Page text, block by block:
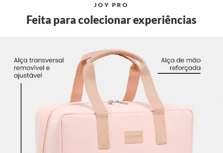
JOY PRO
Feita para colecionar experiências